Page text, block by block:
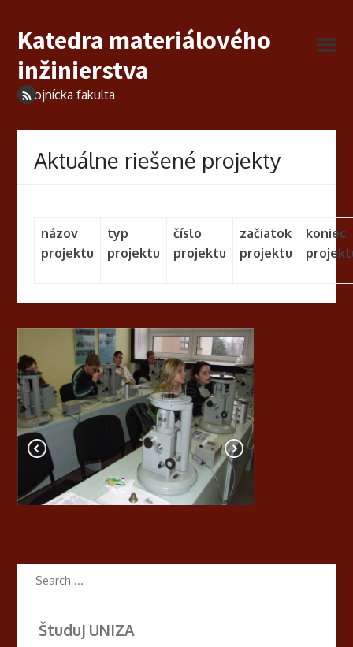
Katedra materiálového
inžinierstva
Strojnícka fakulta
Aktuálne riešené projekty
názov
projektu
typ
projektu
číslo
projektu
začiatok
projektu
koniec
Študuj UNIZA